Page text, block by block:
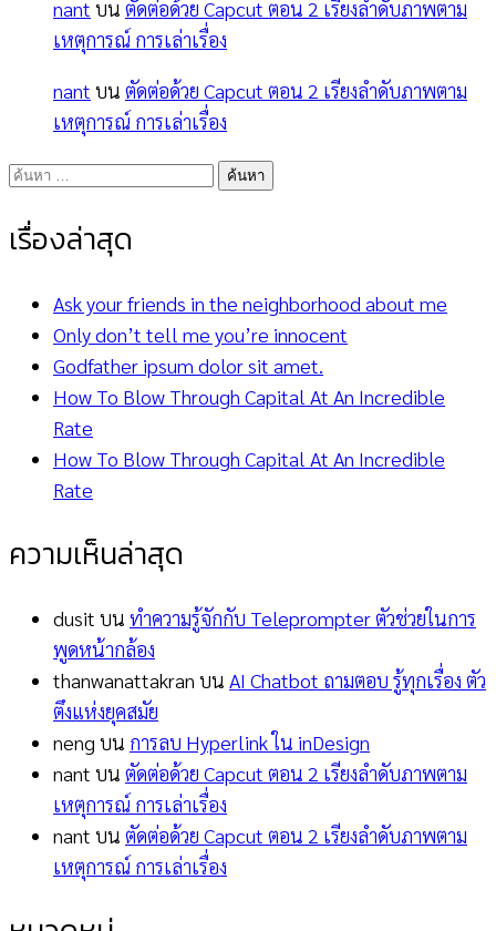
nant บน ตัดต่อด้วย Capcut ตอน 2 เรียงลำดับภาพตาม
เหตุการณ์ การเล่าเรื่อง
nant บน ตัดต่อด้วย Capcut ตอน 2 เรียงลำดับภาพตาม
เหตุการณ์ การเล่าเรื่อง
ค้นหา
เรื่องล่าสุด
Ask your friends in the neighborhood about me
Only don’t tell me you’re innocent
Godfather ipsum dolor sit amet.
How To Blow Through Capital At An Incredible
Rate
How To Blow Through Capital At An Incredible
Rate
ความเห็นล่าสุด
dusit บน ทำความรู้จักกับ Teleprompter ตัวช่วยในการ
พูดหน้ากล้อง
thanwanattakran บน AI Chatbot ถามตอบ รู้ทุกเรื่อง ตัว
ตึงแห่งยุคสมัย
neng บน การลบ Hyperlink ใน inDesign
nant บน ตัดต่อด้วย Capcut ตอน 2 เรียงลำดับภาพตาม
เหตุการณ์ การเล่าเรื่อง
nant บน ตัดต่อด้วย Capcut ตอน 2 เรียงลำดับภาพตาม
เหตุการณ์ การเล่าเรื่อง